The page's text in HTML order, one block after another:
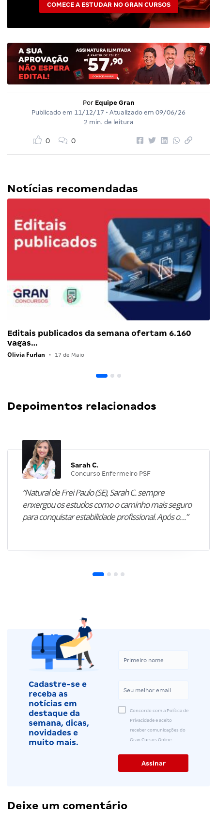
COMECE A ESTUDAR NO GRAN CURSOS
Por Equipe Gran
Publicado em 11/12/17 • Atualizado em 09/06/26
2 min. de leitura
0 0
Notícias recomendadas
Editais publicados da semana ofertam 6.160
vagas…
Olivia Furlan • 17 de Maio
Depoimentos relacionados
Sarah C.
Concurso Enfermeiro PSF
“Natural de Frei Paulo (SE), Sarah C. sempre
enxergou os estudos como o caminho mais seguro
para conquistar estabilidade profissional. Após o…”
Cadastre-se e
receba as
notícias em
destaque da
semana, dicas,
novidades e
muito mais.
Concordo com a Política de
Privacidade e aceito
receber comunicações do
Gran Cursos Online.
Deixe um comentário